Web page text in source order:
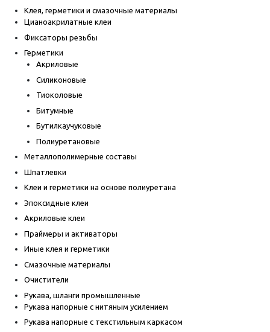
Клея, герметики и смазочные материалы
Цианоакрилатные клеи
Фиксаторы резьбы
Герметики
Акриловые
Силиконовые
Тиоколовые
Битумные
Бутилкаучуковые
Полиуретановые
Металлополимерные составы
Шпатлевки
Клеи и герметики на основе полиуретана
Эпоксидные клеи
Акриловые клеи
Праймеры и активаторы
Иные клея и герметики
Смазочные материалы
Очистители
Рукава, шланги промышленные
Рукава напорные с нитяным усилением
Рукава напорные с текстильным каркасом